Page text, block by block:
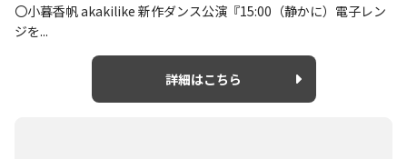
〇小暮香帆 akakilike 新作ダンス公演『15:00（静かに）電子レン
ジを...
詳細はこちら